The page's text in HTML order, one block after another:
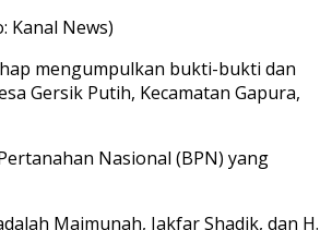
Kanal News)
mengumpulkan bukti-bukti dan
Gersik Putih, Kecamatan Gapura,
Nasional (BPN) yang
Maimunah, Jakfar Shadik, dan H.